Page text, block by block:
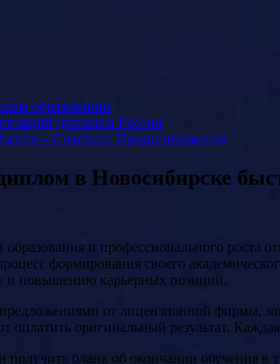
образовании
диплом в России
– Советы и Предостережения
в Новосибирске
и профессионального роста
формирования своего
и повышению карьерных позиций.
от лицензионной фирмы,
оплатить оригинальный результат.
и получить бланк об окончании обучения